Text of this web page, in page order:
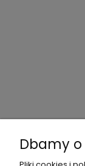
Dbamy